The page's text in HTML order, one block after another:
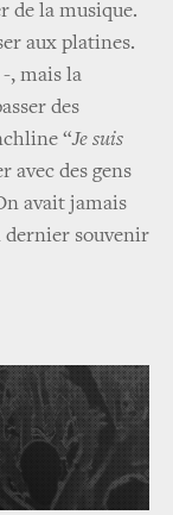
de la musique.
aux platines.
, mais la
des
“Je suis
avec des gens
avait jamais
dernier souvenir